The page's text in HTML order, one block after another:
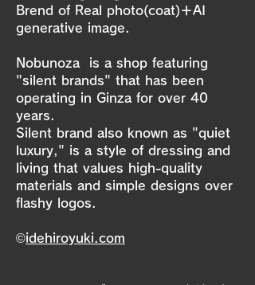
Brend of Real photo(coat)＋AI
generative image.
Nobunoza is a shop featuring
"silent brands" that has been
operating in Ginza for over 40
years.
Silent brand also known as "quiet
luxury," is a style of dressing and
living that values high-quality
materials and simple designs over
flashy logos.
©idehiroyuki.com